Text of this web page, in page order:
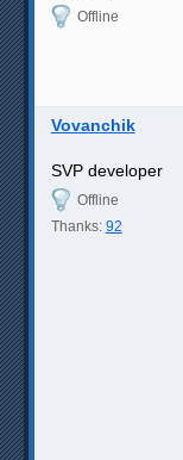
Offline
Vovanchik
SVP developer
Offline
Thanks: 92